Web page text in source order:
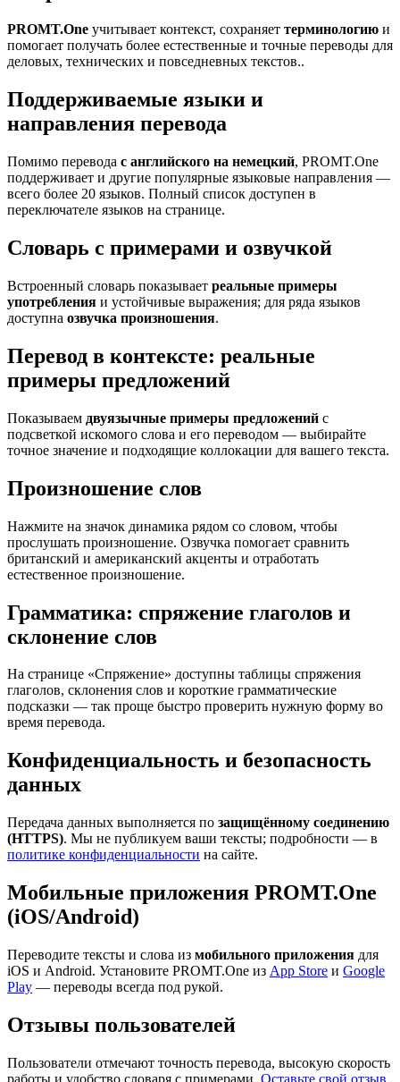
PROMT.One учитывает контекст, сохраняет терминологию и
помогает получать более естественные и точные переводы для
деловых, технических и повседневных текстов..
Поддерживаемые языки и
направления перевода
Помимо перевода с английского на немецкий, PROMT.One
поддерживает и другие популярные языковые направления —
всего более 20 языков. Полный список доступен в
переключателе языков на странице.
Словарь с примерами и озвучкой
Встроенный словарь показывает реальные примеры
употребления и устойчивые выражения; для ряда языков
доступна озвучка произношения.
Перевод в контексте: реальные
примеры предложений
Показываем двуязычные примеры предложений с
подсветкой искомого слова и его переводом — выбирайте
точное значение и подходящие коллокации для вашего текста.
Произношение слов
Нажмите на значок динамика рядом со словом, чтобы
прослушать произношение. Озвучка помогает сравнить
британский и американский акценты и отработать
естественное произношение.
Грамматика: спряжение глаголов и
склонение слов
На странице «Спряжение» доступны таблицы спряжения
глаголов, склонения слов и короткие грамматические
подсказки — так проще быстро проверить нужную форму во
время перевода.
Конфиденциальность и безопасность
данных
Передача данных выполняется по защищённому соединению
(HTTPS). Мы не публикуем ваши тексты; подробности — в
политике конфиденциальности на сайте.
Мобильные приложения PROMT.One
(iOS/Android)
Переводите тексты и слова из мобильного приложения для
iOS и Android. Установите PROMT.One из App Store и Google
Play — переводы всегда под рукой.
Отзывы пользователей
Пользователи отмечают точность перевода, высокую скорость
работы и удобство словаря с примерами. Оставьте свой отзыв